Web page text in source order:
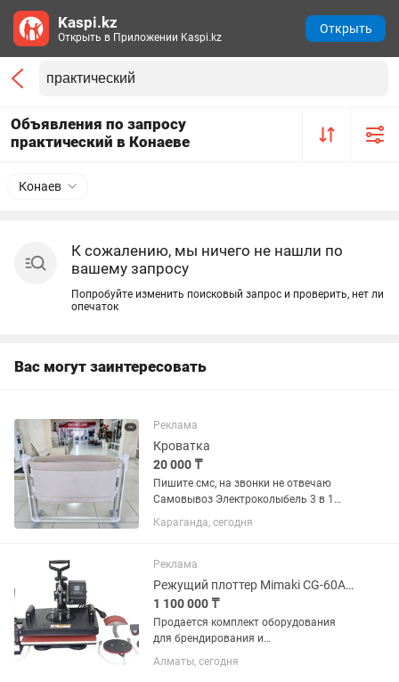
Объявления по запросу
практический в Конаеве
Конаев
К сожалению, мы ничего не нашли по
вашему запросу
Попробуйте изменить поисковый запрос и проверить, нет ли
опечаток
Вас могут заинтересовать
Реклама
Кроватка
20 000 ₸
Пишите смс, на звонки не отвечаю
Самовывоз Электроколыбель 3 в 1
Ining Baby В отличном состоянии,
использовали совсем недолго Малыш
практически как новая — все...
Караганда, сегодня
Реклама
Режущий плоттер Mimaki CG-60AR Термопресс универсальный Bulros K-5
1 100 000 ₸
Продается комплект оборудования
для брендирования и
термотрансферной печати: Режущий
плоттер Mimaki CG-60AR
Алматы, сегодня
Kaspi.kz
Открыть в Приложении Kaspi.kz
Открыть